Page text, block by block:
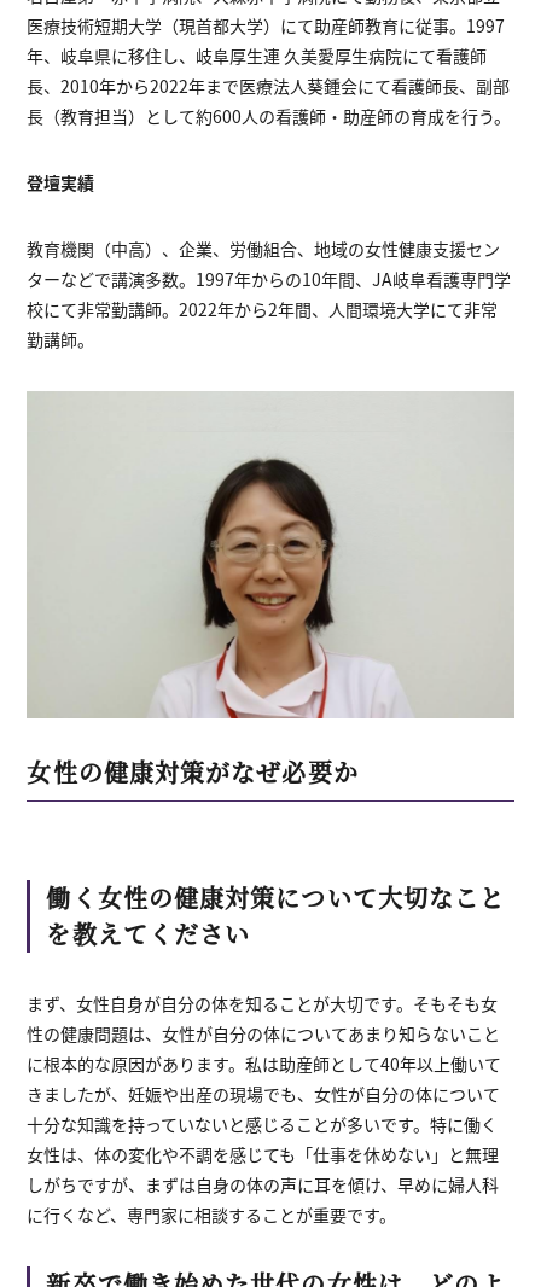
医療技術短期大学（現首都大学）にて助産師教育に従事。1997
年、岐阜県に移住し、岐阜厚生連 久美愛厚生病院にて看護師
長、2010年から2022年まで医療法人葵鍾会にて看護師長、副部
長（教育担当）として約600人の看護師・助産師の育成を行う。
登壇実績
教育機関（中高）、企業、労働組合、地域の女性健康支援セン
ターなどで講演多数。1997年からの10年間、JA岐阜看護専門学
校にて非常勤講師。2022年から2年間、人間環境大学にて非常
勤講師。
女性の健康対策がなぜ必要か
働く女性の健康対策について大切なこと
を教えてください
まず、女性自身が自分の体を知ることが大切です。そもそも女
性の健康問題は、女性が自分の体についてあまり知らないこと
に根本的な原因があります。私は助産師として40年以上働いて
きましたが、妊娠や出産の現場でも、女性が自分の体について
十分な知識を持っていないと感じることが多いです。特に働く
女性は、体の変化や不調を感じても「仕事を休めない」と無理
しがちですが、まずは自身の体の声に耳を傾け、早めに婦人科
に行くなど、専門家に相談することが重要です。